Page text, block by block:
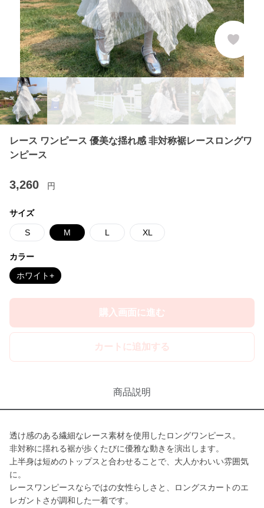
レース ワンピース 優美な揺れ感 非対称裾レースロングワ
ンピース
3,260 円
サイズ
S M L XL
カラー
ホワイト+
購入画面に進む
カートに追加する
商品説明
透け感のある繊細なレース素材を使用したロングワンピース。
非対称に揺れる裾が歩くたびに優雅な動きを演出します。
上半身は短めのトップスと合わせることで、大人かわいい雰囲気
に。
レースワンピースならではの女性らしさと、ロングスカートのエ
レガントさが調和した一着です。